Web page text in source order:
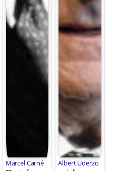
Marcel Carné Albert Uderzo